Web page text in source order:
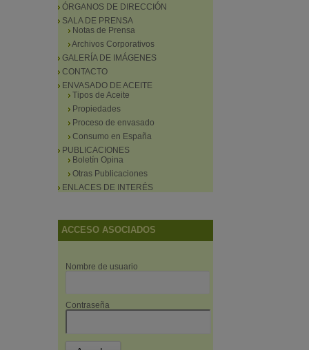
ÓRGANOS DE DIRECCIÓN
SALA DE PRENSA
Notas de Prensa
Archivos Corporativos
GALERÍA DE IMÁGENES
CONTACTO
ENVASADO DE ACEITE
Tipos de Aceite
Propiedades
Proceso de envasado
Consumo en España
PUBLICACIONES
Boletín Opina
Otras Publicaciones
ENLACES DE INTERÉS
ACCESO ASOCIADOS
Nombre de usuario
Contraseña